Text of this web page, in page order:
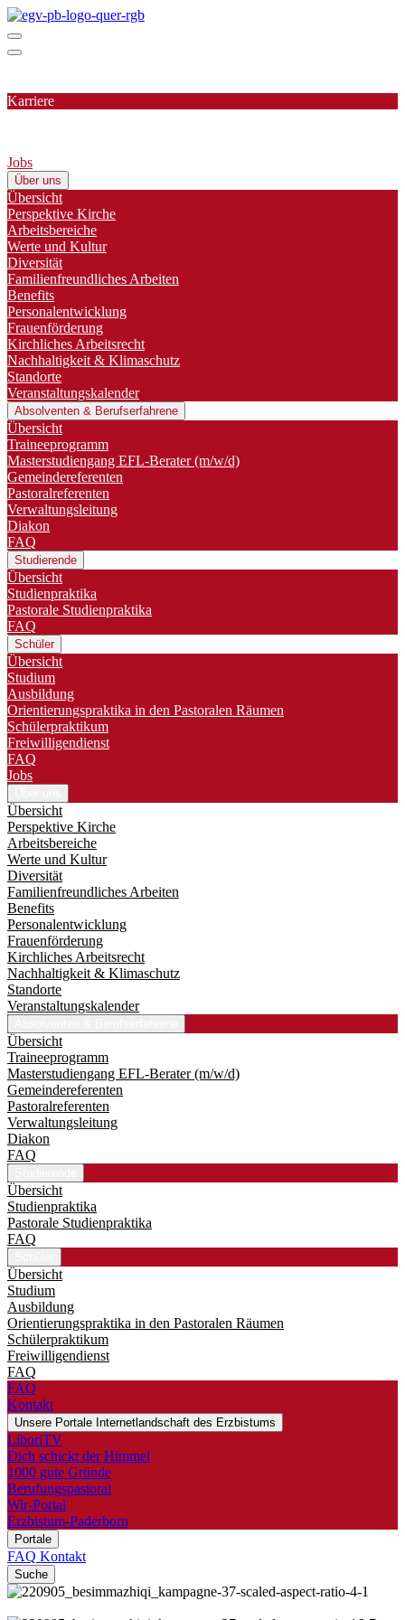
Karriere
Jobs
Über uns
Übersicht
Perspektive Kirche
Arbeitsbereiche
Werte und Kultur
Diversität
Familienfreundliches Arbeiten
Benefits
Personalentwicklung
Frauenförderung
Kirchliches Arbeitsrecht
Nachhaltigkeit & Klimaschutz
Standorte
Veranstaltungskalender
Absolventen & Berufserfahrene
Übersicht
Traineeprogramm
Master­studiengang EFL-Berater (m/w/d)
Gemeindereferenten
Pastoralreferenten
Verwaltungsleitung
Diakon
FAQ
Studierende
Übersicht
Studienpraktika
Pastorale Studienpraktika
FAQ
Schüler
Übersicht
Studium
Ausbildung
Orientierungspraktika in den Pastoralen Räumen
Schülerpraktikum
Freiwilligendienst
FAQ
Jobs
Übersicht
Perspektive Kirche
Arbeitsbereiche
Werte und Kultur
Diversität
Familienfreundliches Arbeiten
Benefits
Personalentwicklung
Frauenförderung
Kirchliches Arbeitsrecht
Nachhaltigkeit & Klimaschutz
Standorte
Veranstaltungskalender
Übersicht
Traineeprogramm
Master­studiengang EFL-Berater (m/w/d)
Gemeindereferenten
Pastoralreferenten
Verwaltungsleitung
Diakon
FAQ
Übersicht
Studienpraktika
Pastorale Studienpraktika
FAQ
Übersicht
Studium
Ausbildung
Orientierungspraktika in den Pastoralen Räumen
Schülerpraktikum
Freiwilligendienst
FAQ
FAQ
Kontakt
Unsere Portale Internetlandschaft des Erzbistums
LiboriTV
Dich schickt der Himmel
1000 gute Gründe
Berufungspastoral
Wir-Portal
Erzbistum-Paderborn
Portale
FAQ Kontakt
Suche